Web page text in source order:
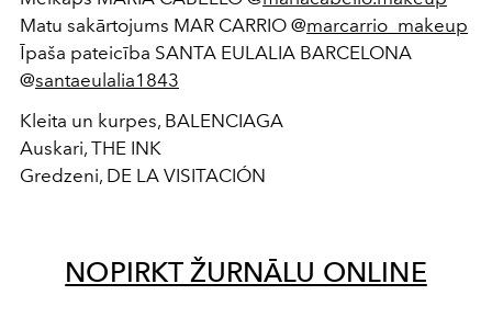
Matu sakārtojums MAR CARRIO @marcarrio_makeup
Īpaša pateicība SANTA EULALIA BARCELONA
@santaeulalia1843
Kleita un kurpes, BALENCIAGA
Auskari, THE INK
Gredzeni, DE LA VISITACIÓN
NOPIRKT ŽURNĀLU ONLINE